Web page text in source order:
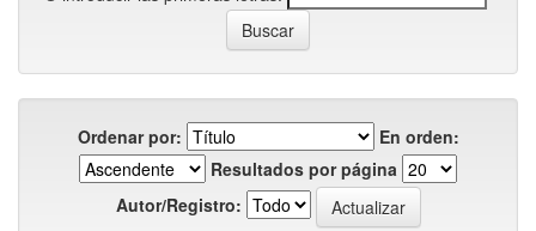
Ordenar por:
En orden:
Resultados por página
Autor/Registro: